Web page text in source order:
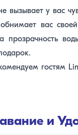
вызывает у вас
вас
прозрачность
гостям
и